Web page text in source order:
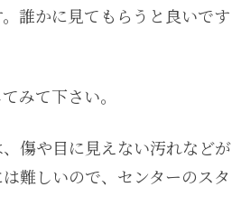
誰かに見てもらうと良いです
みて下さい。
傷や目に見えない汚れなどが
難しいので、センターのスタ